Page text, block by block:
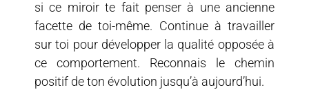
si ce miroir te fait penser à une ancienne
facette de toi-même. Continue à travailler
sur toi pour développer la qualité opposée à
ce comportement. Reconnais le chemin
positif de ton évolution jusqu’à aujourd’hui.